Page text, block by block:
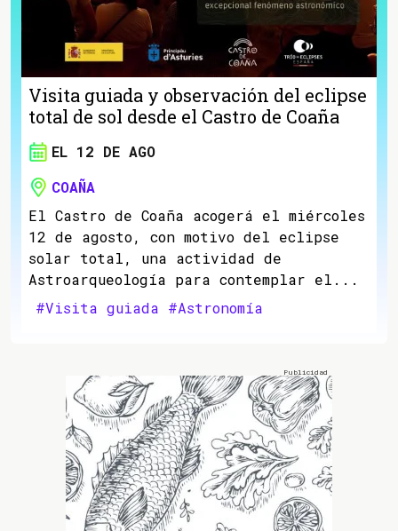
Visita guiada y observación del eclipse
total de sol desde el Castro de Coaña
EL 12 DE AGO
COAÑA
El Castro de Coaña acogerá el miércoles
12 de agosto, con motivo del eclipse
solar total, una actividad de
Astroarqueología para contemplar el...
#Visita guiada #Astronomía